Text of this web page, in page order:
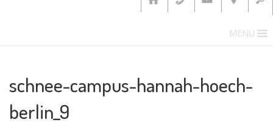
MENU
schnee-campus-hannah-hoech-
berlin_9